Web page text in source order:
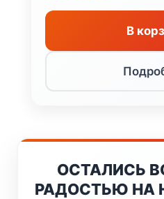
В
ОСТАЛИСЬ
РАДОСТЬЮ НА